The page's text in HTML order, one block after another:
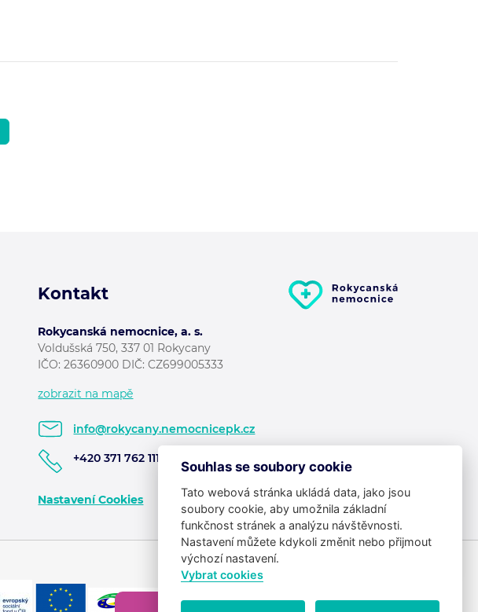
Kontakt
Rokycanská nemocnice, a. s.
Voldušská 750, 337 01 Rokycany
IČO: 26360900 DIČ: CZ699005333
zobrazit na mapě
info@rokycany.nemocnicepk.cz
+420 371 762 111
Nastavení Cookies
nemocnice, a.s. | NPK
×
Souhlas se soubory cookie
Tato webová stránka ukládá data, jako jsou
soubory cookie, aby umožnila základní
funkčnost stránek a analýzu návštěvnosti.
Nastavení můžete kdykoli změnit nebo přijmout
výchozí nastavení.
Vybrat cookies
Potřebujete poradit?Zeptejte
se našeho asistenta Chettyho.